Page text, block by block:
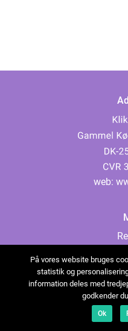
web:
På vores website bruges
statistik og
information deles med
godkender
Ok